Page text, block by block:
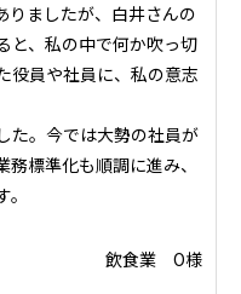
りましたが、白井さんの
と、私の中で何か吹っ切
役員や社員に、私の意志
た。今では大勢の社員が
標準化も順調に進み、
飲食業 O様